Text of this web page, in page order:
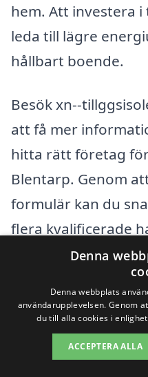
hem. Att investera
leda till lägre
hållbart boende.
Besök xn--
att få mer
hitta rätt företag
Blentarp. Genom
formulär kan du
flera kvalificerade
ge dig tipser och
Få 3
Denna
Denna webbplats
användarupplevelsen. Genom
du till alla cookies i
ACCEPTERA ALLA